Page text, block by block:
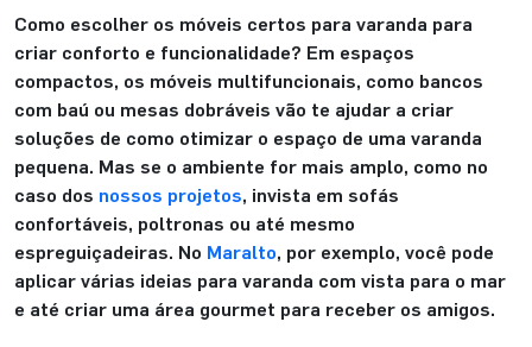
Como escolher os móveis certos para varanda para
criar conforto e funcionalidade? Em espaços
compactos, os móveis multifuncionais, como bancos
com baú ou mesas dobráveis vão te ajudar a criar
soluções de como otimizar o espaço de uma varanda
pequena. Mas se o ambiente for mais amplo, como no
caso dos nossos projetos, invista em sofás
confortáveis, poltronas ou até mesmo
espreguiçadeiras. No Maralto, por exemplo, você pode
aplicar várias ideias para varanda com vista para o mar
e até criar uma área gourmet para receber os amigos.